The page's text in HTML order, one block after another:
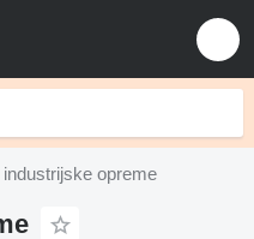
industrijske opreme